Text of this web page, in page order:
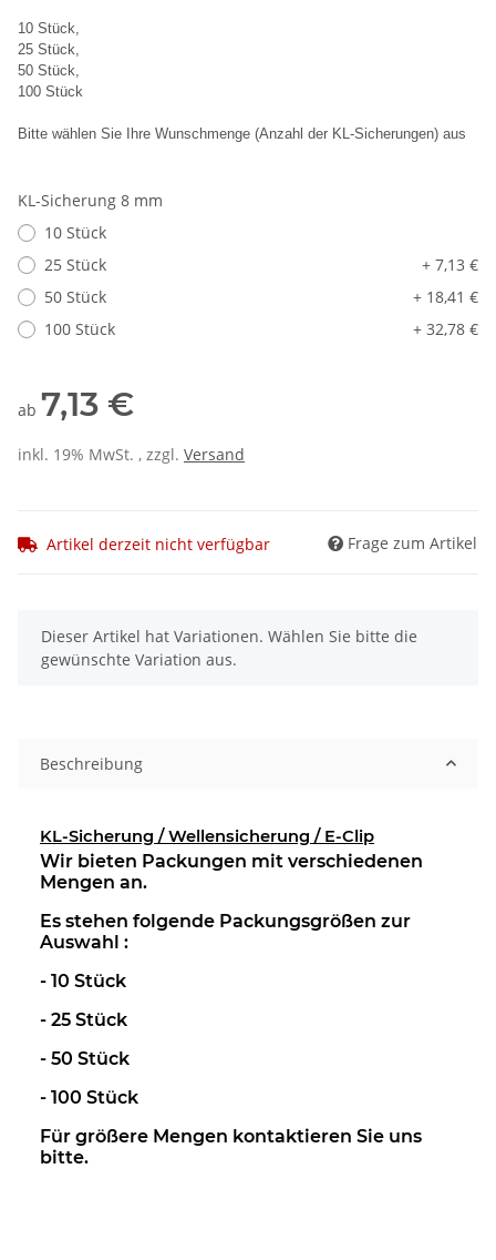
10 Stück,
25 Stück,
50 Stück,
100 Stück
Bitte wählen Sie Ihre Wunschmenge (Anzahl der KL-Sicherungen) aus
KL-Sicherung 8 mm
10 Stück
25 Stück
+ 7,13 €
50 Stück
+ 18,41 €
100 Stück
+ 32,78 €
ab 7,13 €
inkl. 19% MwSt. , zzgl. Versand
Artikel derzeit nicht verfügbar Frage zum Artikel
x
Dieser Artikel hat Variationen. Wählen Sie bitte die
gewünschte Variation aus.
Beschreibung
KL-Sicherung / Wellensicherung / E-Clip
Wir bieten Packungen mit verschiedenen
Mengen an.
Es stehen folgende Packungsgrößen zur
Auswahl :
- 10 Stück
- 25 Stück
- 50 Stück
- 100 Stück
Für größere Mengen kontaktieren Sie uns
bitte.